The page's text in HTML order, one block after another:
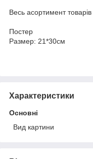
Весь асортимент
Постер
Размер: 21*30см
Характеристики
Основні
Вид картини